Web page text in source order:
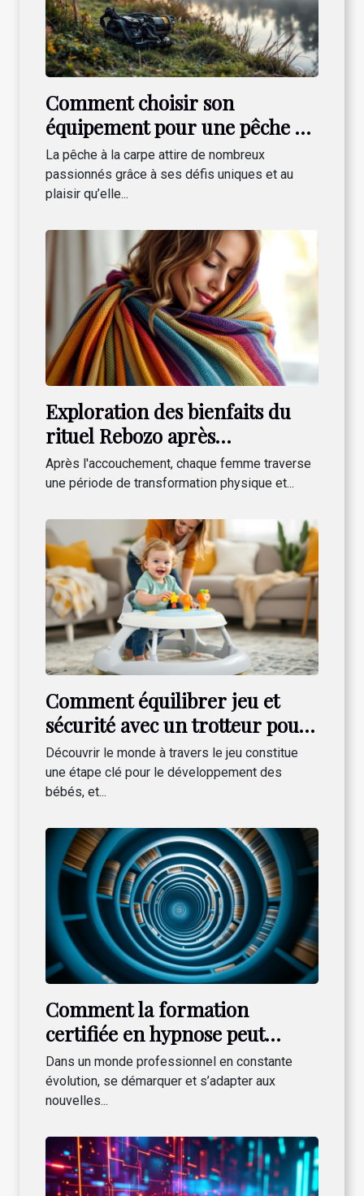
Comment choisir son
équipement pour une pêche à
la carpe réussie ?
La pêche à la carpe attire de nombreux
passionnés grâce à ses défis uniques et au
plaisir qu’elle...
Exploration des bienfaits du
rituel Rebozo après
l'accouchement
Après l'accouchement, chaque femme traverse
une période de transformation physique et...
Comment équilibrer jeu et
sécurité avec un trotteur pour
bébé?
Découvrir le monde à travers le jeu constitue
une étape clé pour le développement des
bébés, et...
Comment la formation
certifiée en hypnose peut
transformer votre carrière ?
Dans un monde professionnel en constante
évolution, se démarquer et s’adapter aux
nouvelles...